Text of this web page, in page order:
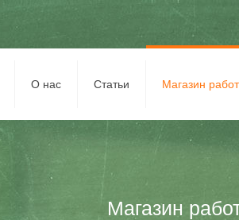
О нас Статьи Магазин работ
Магазин